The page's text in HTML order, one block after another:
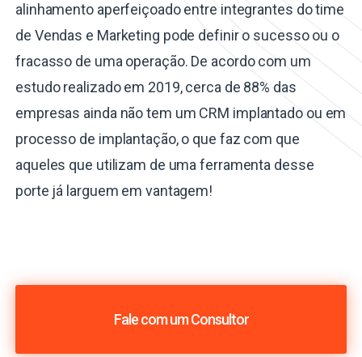
alinhamento aperfeiçoado entre integrantes do time
de Vendas e Marketing pode definir o sucesso ou o
fracasso de uma operação. De acordo com um
estudo realizado em 2019, cerca de 88% das
empresas ainda não tem um CRM implantado ou em
processo de implantação, o que faz com que
aqueles que utilizam de uma ferramenta desse
porte já larguem em vantagem!
Fale com um Consultor